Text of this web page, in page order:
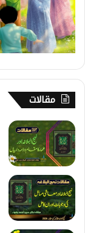
مقالات